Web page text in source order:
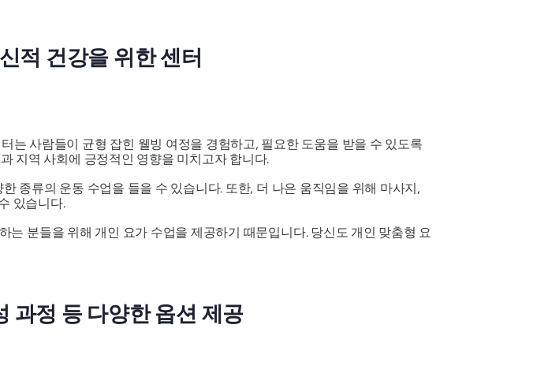
적 건강을 위한 센터
는 사람들이 균형 잡힌 웰빙 여정을 경험하고, 필요한 도움을 받을 수 있도록
지역 사회에 긍정적인 영향을 미치고자 합니다.
종류의 운동 수업을 들을 수 있습니다. 또한, 더 나은 움직임을 위해 마사지,
있습니다.
는 분들을 위해 개인 요가 수업을 제공하기 때문입니다. 당신도 개인 맞춤형 요
과정 등 다양한 옵션 제공